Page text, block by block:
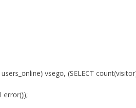
vsego, (SELECT